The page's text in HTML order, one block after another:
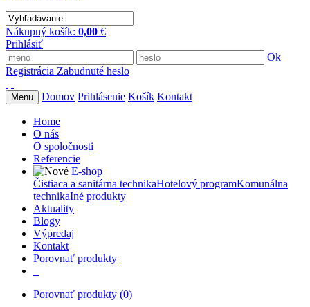
Nákupný košík: 0,00 €
Prihlásiť
Ok
Registrácia Zabudnuté heslo
Menu Domov Prihlásenie Košík Kontakt
Home
O nás
O spoločnosti
Referencie
E-shop
Čistiaca a sanitárna technikaHotelový programKomunálna
technikaIné produkty
Aktuality
Blogy
Výpredaj
Kontakt
Porovnať produkty
Porovnať produkty (0)